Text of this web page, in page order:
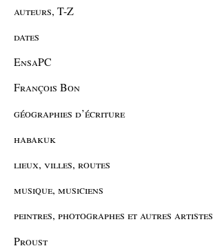
auteurs, T-Z
dates
EnsaPC
François Bon
géographies d’écriture
habakuk
lieux, villes, routes
musique, musiciens
peintres, photographes et autres artistes
Proust